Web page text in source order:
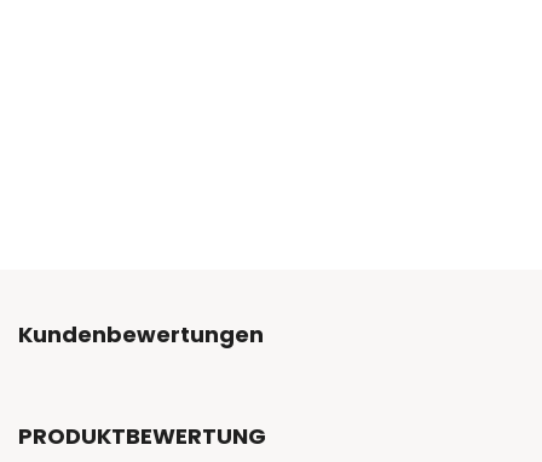
Kundenbewertungen
PRODUKTBEWERTUNG